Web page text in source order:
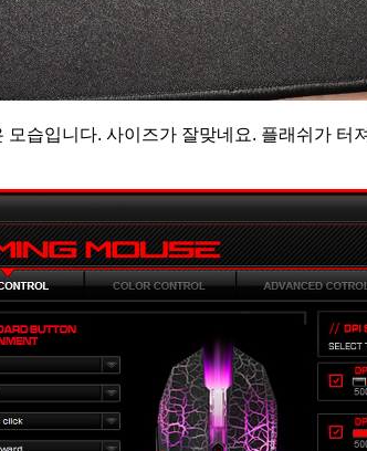
모습입니다. 사이즈가 잘맞네요. 플래쉬가 터